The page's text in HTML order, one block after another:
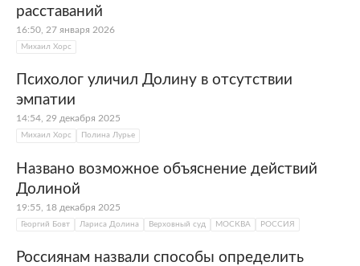
расставаний
16:50, 27 января 2026
Михаил Хорс
Психолог уличил Долину в отсутствии
эмпатии
14:54, 29 декабря 2025
Михаил Хорс Полина Лурье
Названо возможное объяснение действий
Долиной
19:55, 18 декабря 2025
Георгий Бовт Лариса Долина Верховный суд МОСКВА РОССИЯ
Россиянам назвали способы определить